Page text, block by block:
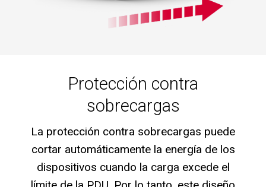
Protección contra
sobrecargas
La protección contra sobrecargas puede
cortar automáticamente la energía de los
dispositivos cuando la carga excede el